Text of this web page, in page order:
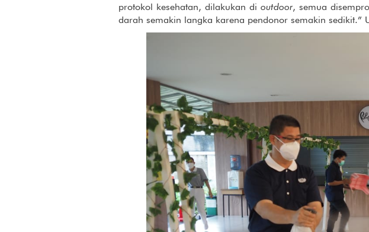
protokol kesehatan, dilakukan di outdoor, semua
darah semakin langka karena pendonor semakin sedikit.”